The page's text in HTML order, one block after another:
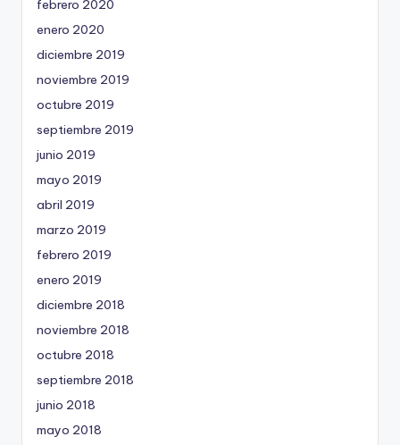
febrero 2020
enero 2020
diciembre 2019
noviembre 2019
octubre 2019
septiembre 2019
junio 2019
mayo 2019
abril 2019
marzo 2019
febrero 2019
enero 2019
diciembre 2018
noviembre 2018
octubre 2018
septiembre 2018
junio 2018
mayo 2018